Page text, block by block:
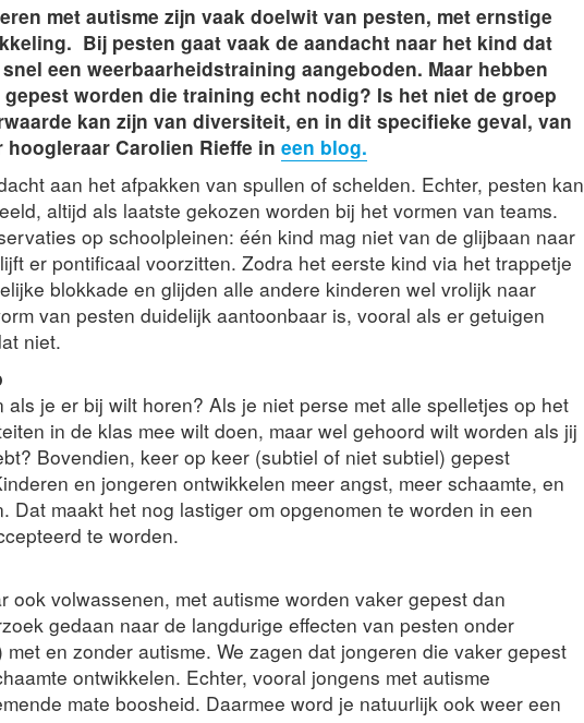
met autisme zijn vaak doelwit van pesten, met ernstige
Bij pesten gaat vaak de aandacht naar het kind dat
een weerbaarheidstraining aangeboden. Maar hebben
worden die training echt nodig? Is het niet de groep
kan zijn van diversiteit, en in dit specifieke geval, van
Carolien Rieffe in een blog.
aan het afpakken van spullen of schelden. Echter, pesten kan
altijd als laatste gekozen worden bij het vormen van teams.
op schoolpleinen: één kind mag niet van de glijbaan naar
er pontificaal voorzitten. Zodra het eerste kind via het trappetje
blokkade en glijden alle andere kinderen wel vrolijk naar
van pesten duidelijk aantoonbaar is, vooral als er getuigen
niet.
als je er bij wilt horen? Als je niet perse met alle spelletjes op het
in de klas mee wilt doen, maar wel gehoord wilt worden als jij
Bovendien, keer op keer (subtiel of niet subtiel) gepest
en jongeren ontwikkelen meer angst, meer schaamte, en
Dat maakt het nog lastiger om opgenomen te worden in een
te worden.
ook volwassenen, met autisme worden vaker gepest dan
gedaan naar de langdurige effecten van pesten onder
en zonder autisme. We zagen dat jongeren die vaker gepest
ontwikkelen. Echter, vooral jongens met autisme
mate boosheid. Daarmee word je natuurlijk ook weer een